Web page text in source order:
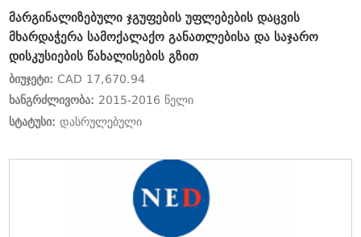
მარგინალიზებული ჯგუფების უფლებების დაცვის
მხარდაჭერა სამოქალაქო განათლებისა და საჯარო
დისკუსიების წახალისების გზით
ბიუჯეტი: CAD 17,670.94
ხანგრძლივობა: 2015-2016 წელი
სტატუსი:დასრულებული